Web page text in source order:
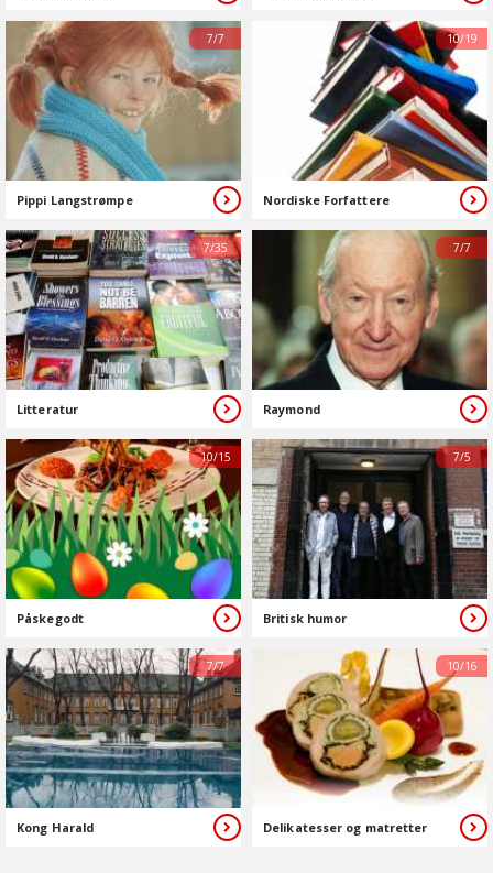
Pippi Langstrømpe
7/7
Nordiske Forfattere
10/19
Litteratur
7/35
Raymond
7/7
Påskegodt
10/15
Britisk humor
7/5
Kong Harald
7/7
Delikatesser og matretter
10/16